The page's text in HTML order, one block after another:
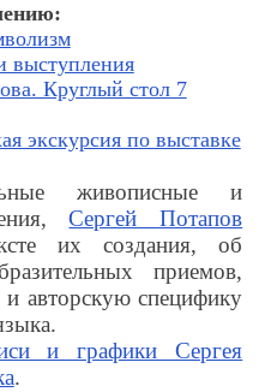
выступления
Круглый стол 7
экскурсия по выставке
живописные и
Сергей Потапов
их создания, об
приемов,
и авторскую специфику
и графики Сергея
.